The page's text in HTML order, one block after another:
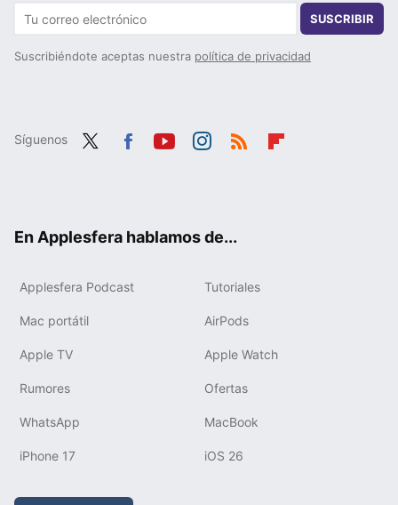
SUSCRIBIR
Suscribiéndote aceptas nuestra política de privacidad
Síguenos
En Applesfera hablamos de...
Applesfera Podcast Tutoriales
Mac portátil AirPods
Apple TV Apple Watch
Rumores Ofertas
WhatsApp MacBook
iPhone 17 iOS 26